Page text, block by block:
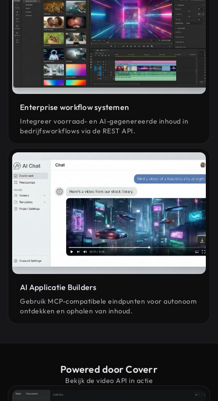
Enterprise workflow systemen
Integreer voorraad- en AI-gegenereerde inhoud in
bedrijfsworkflows via de REST API.
AI Applicatie Builders
Gebruik MCP-compatibele eindpunten voor autonoom
ontdekken en ophalen van inhoud.
Powered door Coverr
Bekijk de video API in actie